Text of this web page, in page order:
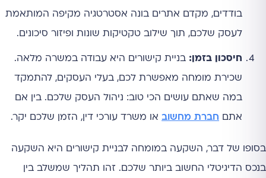
בודדים, מקדם אתרים בונה אסטרטגיה מקיפה המותאמת
לעסק שלכם, תוך שילוב טקטיקות שונות ופיזור סיכונים.
חיסכון בזמן: בניית קישורים היא עבודה במשרה מלאה.
שכירת מומחה מאפשרת לכם, בעלי העסקים, להתמקד
במה שאתם עושים הכי טוב: ניהול העסק שלכם. בין אם
אתם חברת מחשוב או משרד עורכי דין, הזמן שלכם יקר.
בסופו של דבר, השקעה במומחה לבניית קישורים היא השקעה
בנכס הדיגיטלי החשוב ביותר שלכם. זהו תהליך שמשלב בין